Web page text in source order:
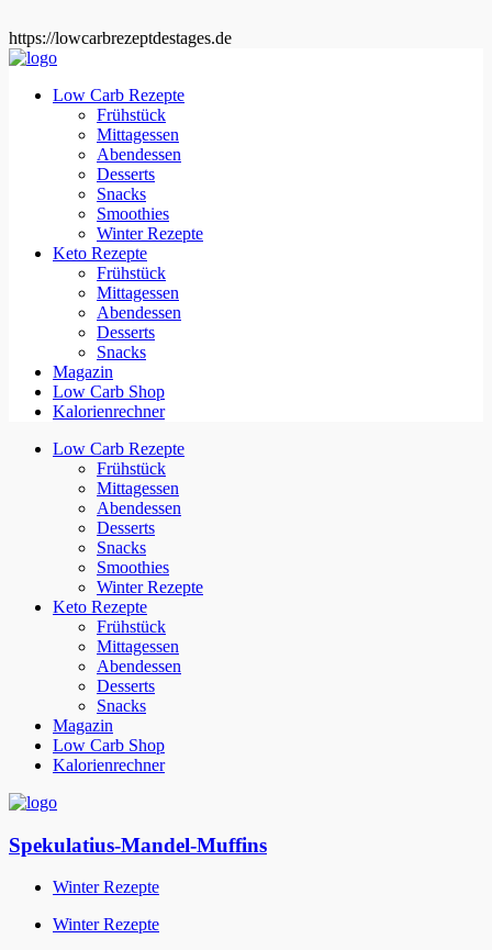
https://lowcarbrezeptdestages.de
Low Carb Rezepte
Frühstück
Mittagessen
Abendessen
Desserts
Snacks
Smoothies
Winter Rezepte
Keto Rezepte
Frühstück
Mittagessen
Abendessen
Desserts
Snacks
Magazin
Low Carb Shop
Kalorienrechner
Low Carb Rezepte
Frühstück
Mittagessen
Abendessen
Desserts
Snacks
Smoothies
Winter Rezepte
Keto Rezepte
Frühstück
Mittagessen
Abendessen
Desserts
Snacks
Magazin
Low Carb Shop
Kalorienrechner
Spekulatius-Mandel-Muffins
Winter Rezepte
Winter Rezepte